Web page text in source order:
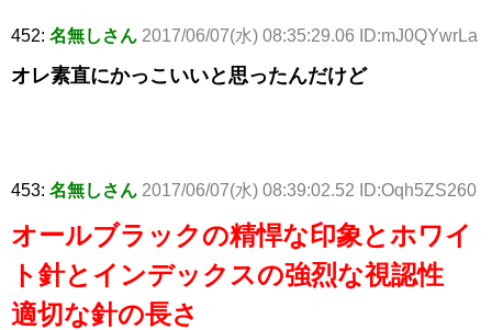
452: 名無しさん 2017/06/07(水) 08:35:29.06 ID:mJ0QYwrLa
オレ素直にかっこいいと思ったんだけど
453: 名無しさん 2017/06/07(水) 08:39:02.52 ID:Oqh5ZS260
オールブラックの精悍な印象とホワイ
ト針とインデックスの強烈な視認性
適切な針の長さ